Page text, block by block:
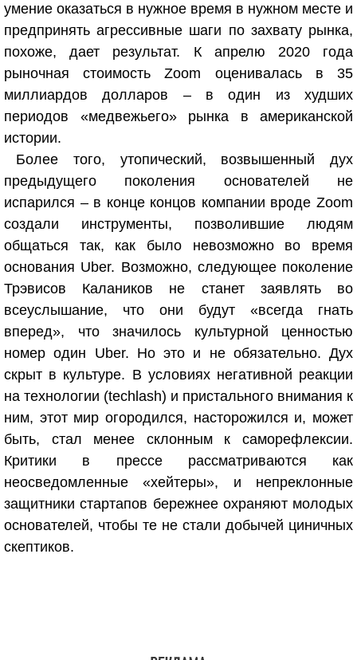
умение оказаться в нужное время в нужном месте и
предпринять агрессивные шаги по захвату рынка,
похоже, дает результат. К апрелю 2020 года
рыночная стоимость Zoom оценивалась в 35
миллиардов долларов – в один из худших
периодов «медвежьего» рынка в американской
истории.
Более того, утопический, возвышенный дух
предыдущего поколения основателей не
испарился – в конце концов компании вроде Zoom
создали инструменты, позволившие людям
общаться так, как было невозможно во время
основания Uber. Возможно, следующее поколение
Трэвисов Калаников не станет заявлять во
всеуслышание, что они будут «всегда гнать
вперед», что значилось культурной ценностью
номер один Uber. Но это и не обязательно. Дух
скрыт в культуре. В условиях негативной реакции
на технологии (techlash) и пристального внимания к
ним, этот мир огородился, насторожился и, может
быть, стал менее склонным к саморефлексии.
Критики в прессе рассматриваются как
неосведомленные «хейтеры», и непреклонные
защитники стартапов бережнее охраняют молодых
основателей, чтобы те не стали добычей циничных
скептиков.